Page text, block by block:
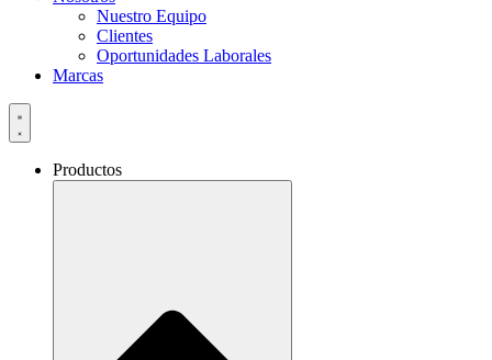
Nuestro Equipo
Clientes
Oportunidades Laborales
Marcas
Productos